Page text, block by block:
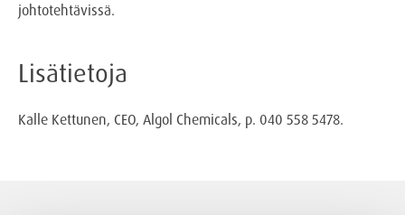
johtotehtävissä.
Lisätietoja
Kalle Kettunen, CEO, Algol Chemicals, p. 040 558 5478.